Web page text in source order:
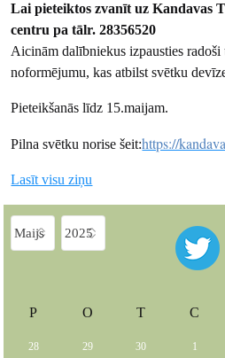
Lai pieteiktos zvanīt uz Kandavas
centru pa tālr. 28356520
Aicinām dalībniekus izpausties
noformējumu, kas atbilst svētku
Pieteikšanās līdz 15.maijam.
Pilna svētku norise šeit:https://
Lasīt visu ziņu
P O T C
28 29 30 1